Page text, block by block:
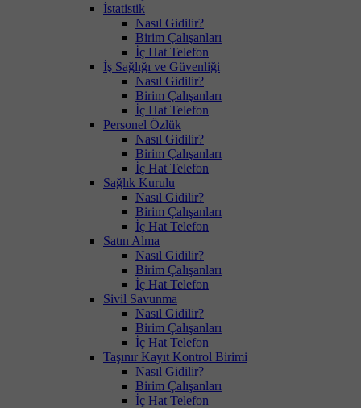
İstatistik
Nasıl Gidilir?
Birim Çalışanları
İç Hat Telefon
İş Sağlığı ve Güvenliği
Nasıl Gidilir?
Birim Çalışanları
İç Hat Telefon
Personel Özlük
Nasıl Gidilir?
Birim Çalışanları
İç Hat Telefon
Sağlık Kurulu
Nasıl Gidilir?
Birim Çalışanları
İç Hat Telefon
Satın Alma
Nasıl Gidilir?
Birim Çalışanları
İç Hat Telefon
Sivil Savunma
Nasıl Gidilir?
Birim Çalışanları
İç Hat Telefon
Taşınır Kayıt Kontrol Birimi
Nasıl Gidilir?
Birim Çalışanları
İç Hat Telefon